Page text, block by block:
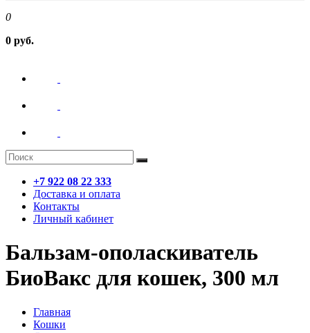
0
0 руб.
+7 922 08 22 333
Доставка и оплата
Контакты
Личный кабинет
Бальзам-ополаскиватель
БиоВакс для кошек, 300 мл
Главная
Кошки